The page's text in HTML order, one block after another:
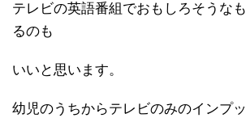
テレビの英語番組でおもしろそうな
るのも
いいと思います。
幼児のうちからテレビのみのインプ